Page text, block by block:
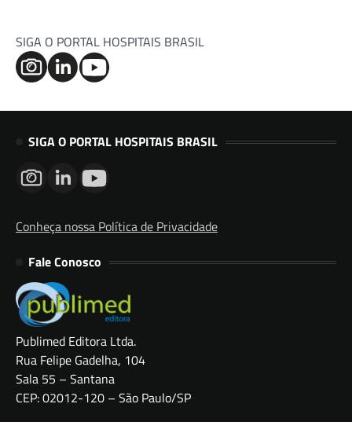
SIGA O PORTAL HOSPITAIS BRASIL
SIGA O PORTAL HOSPITAIS BRASIL
Conheça nossa Política de Privacidade
Fale Conosco
Publimed Editora Ltda.
Rua Felipe Gadelha, 104
Sala 55 – Santana
CEP: 02012-120 – São Paulo/SP